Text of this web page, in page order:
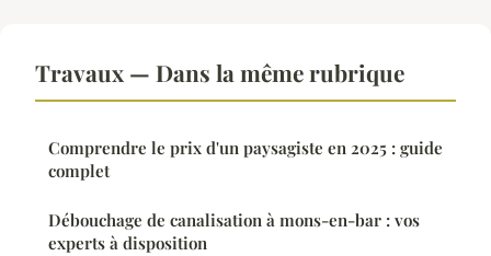
Travaux — Dans la même rubrique
Comprendre le prix d'un paysagiste en 2025 : guide
complet
Débouchage de canalisation à mons-en-bar : vos
experts à disposition